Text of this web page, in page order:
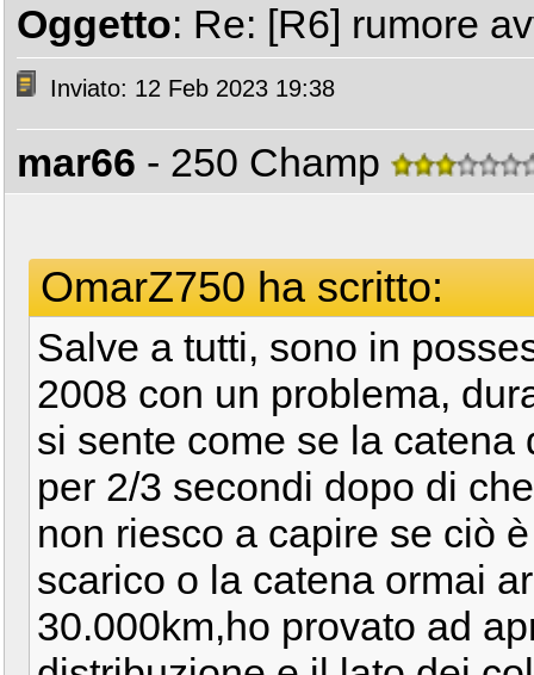
Oggetto: Re: [R6] rumore
Inviato: 12 Feb 2023 19:38
mar66 - 250 Champ
OmarZ750 ha scritto:
Salve a tutti, sono in
2008 con un problema,
si sente come se la
per 2/3 secondi dopo di
non riesco a capire se ciò
scarico o la catena ormai
30.000km,ho provato ad